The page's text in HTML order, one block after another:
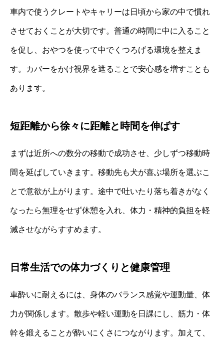
車内で使うクレートやキャリーは日頃から家の中で慣れ
させておくことが大切です。普通の時間に中に入ること
を促し、おやつを使って中でくつろげる環境を整えま
す。カバーをかけ視界を遮ることで安心感を増すことも
あります。
短距離から徐々に距離と時間を伸ばす
まずは近所への数分の移動で成功させ、少しずつ移動時
間を延ばしていきます。移動先も犬が喜ぶ場所を選ぶこ
とで意欲が上がります。途中で吐いたり落ち着きがなく
なったら無理をせず休憩を入れ、体力・精神的負担を軽
減させながらすすめます。
日常生活での体力づくりと健康管理
車酔いに耐えるには、身体のバランス感覚や運動量、体
力が関係します。散歩や軽い運動を日課にし、筋力・体
幹を鍛えることが酔いにくさにつながります。加えて、